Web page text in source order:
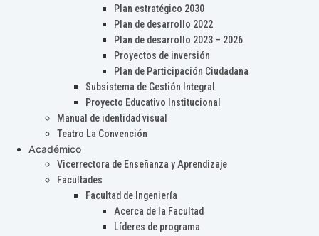
Plan estratégico 2030
Plan de desarrollo 2022
Plan de desarrollo 2023 – 2026
Proyectos de inversión
Plan de Participación Ciudadana
Subsistema de Gestión Integral
Proyecto Educativo Institucional
Manual de identidad visual
Teatro La Convención
Académico
Vicerrectora de Enseñanza y Aprendizaje
Facultades
Facultad de Ingeniería
Acerca de la Facultad
Líderes de programa